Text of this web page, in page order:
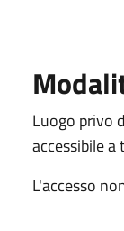
Luogo privo
accessibile
L'accesso